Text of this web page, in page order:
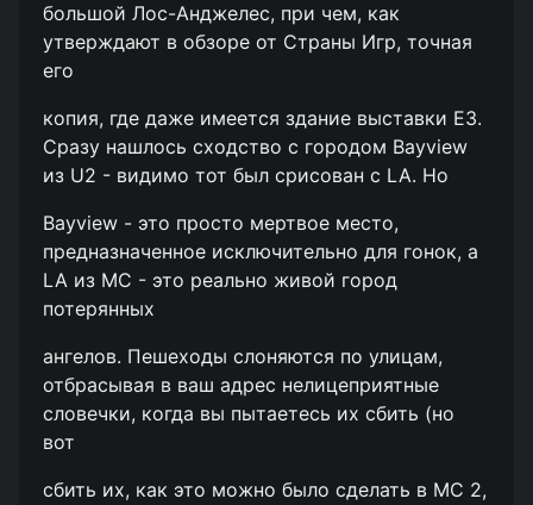
большой Лос-Анджелес, при чем, как
утверждают в обзоре от Страны Игр, точная
его
копия, где даже имеется здание выставки Е3.
Сразу нашлось сходство с городом Bayview
из U2 - видимо тот был срисован с LA. Но
Bayview - это просто мертвое место,
предназначенное исключительно для гонок, а
LA из MC - это реально живой город
потерянных
ангелов. Пешеходы слоняются по улицам,
отбрасывая в ваш адрес нелицеприятные
словечки, когда вы пытаетесь их сбить (но
вот
сбить их, как это можно было сделать в MC 2,